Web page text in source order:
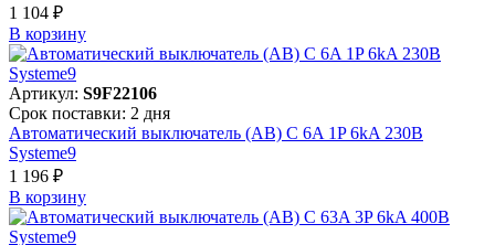
1 104 ₽
В корзинy
Артикул: S9F22106
Срок поставки: 2 дня
Автоматический выключатель (АВ) C 6A 1P 6kA 230В
Systeme9
1 196 ₽
В корзинy